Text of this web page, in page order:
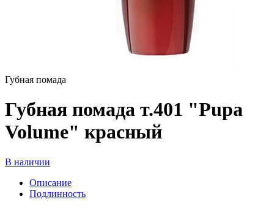
Губная помада
Губная помада т.401 "Pupa
Volume" красный
В наличии
Описание
Подлинность